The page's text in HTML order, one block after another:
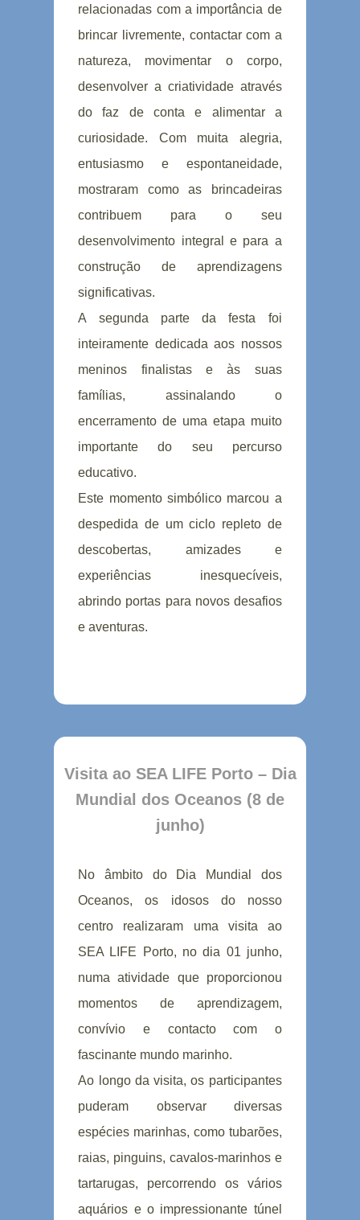
relacionadas com a importância de
brincar livremente, contactar com a
natureza, movimentar o corpo,
desenvolver a criatividade através
do faz de conta e alimentar a
curiosidade. Com muita alegria,
entusiasmo e espontaneidade,
mostraram como as brincadeiras
contribuem para o seu
desenvolvimento integral e para a
construção de aprendizagens
significativas.
A segunda parte da festa foi
inteiramente dedicada aos nossos
meninos finalistas e às suas
famílias, assinalando o
encerramento de uma etapa muito
importante do seu percurso
educativo.
Este momento simbólico marcou a
despedida de um ciclo repleto de
descobertas, amizades e
experiências inesquecíveis,
abrindo portas para novos desafios
e aventuras.
Visita ao SEA LIFE Porto – Dia
Mundial dos Oceanos (8 de
junho)
No âmbito do Dia Mundial dos
Oceanos, os idosos do nosso
centro realizaram uma visita ao
SEA LIFE Porto, no dia 01 junho,
numa atividade que proporcionou
momentos de aprendizagem,
convívio e contacto com o
fascinante mundo marinho.
Ao longo da visita, os participantes
puderam observar diversas
espécies marinhas, como tubarões,
raias, pinguins, cavalos-marinhos e
tartarugas, percorrendo os vários
aquários e o impressionante túnel